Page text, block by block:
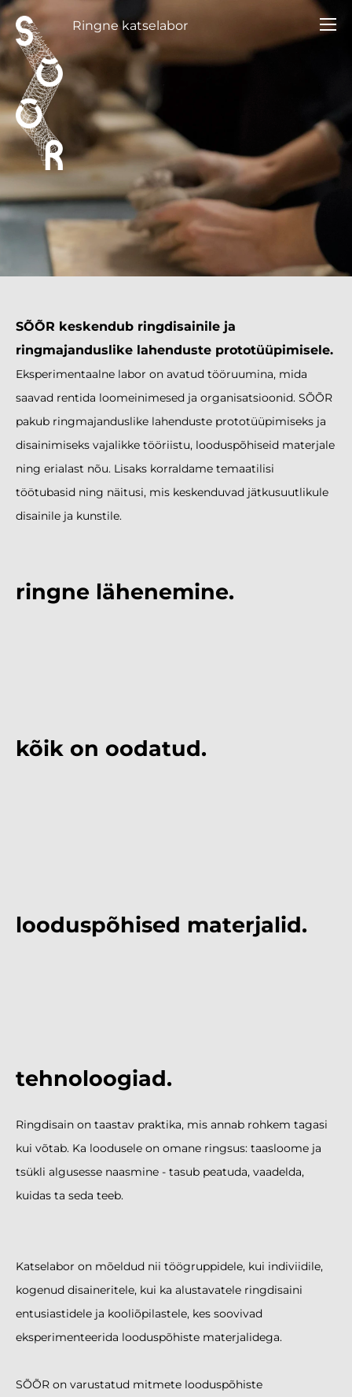
Ringne katselabor
SÕÕR keskendub ringdisainile ja
ringmajanduslike lahenduste prototüüpimisele.
Eksperimentaalne labor on avatud tööruumina, mida
saavad rentida loomeinimesed ja organisatsioonid. SÕÕR
pakub ringmajanduslike lahenduste prototüüpimiseks ja
disainimiseks vajalikke tööriistu, looduspõhiseid materjale
ning erialast nõu. Lisaks korraldame temaatilisi
töötubasid ning näitusi, mis keskenduvad jätkusuutlikule
disainile ja kunstile.
ringne lähenemine.
kõik on oodatud.
looduspõhised materjalid.
tehnoloogiad.
Ringdisain on taastav praktika, mis annab rohkem tagasi
kui võtab. Ka loodusele on omane ringsus: taasloome ja
tsükli algusesse naasmine - tasub peatuda, vaadelda,
kuidas ta seda teeb.
Katselabor on mõeldud nii töögruppidele, kui indiviidile,
kogenud disaineritele, kui ka alustavatele ringdisaini
entusiastidele ja kooliõpilastele, kes soovivad
eksperimenteerida looduspõhiste materjalidega.
SÕÕR on varustatud mitmete looduspõhiste